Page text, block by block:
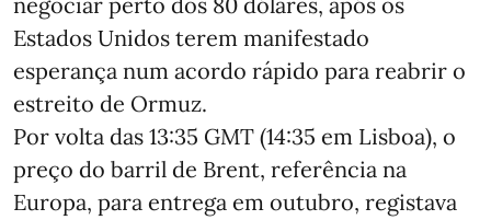
Estados Unidos terem manifestado
esperança num acordo rápido para reabrir o
estreito de Ormuz.
Por volta das 13:35 GMT (14:35 em Lisboa), o
preço do barril de Brent, referência na
Europa, para entrega em outubro, registava